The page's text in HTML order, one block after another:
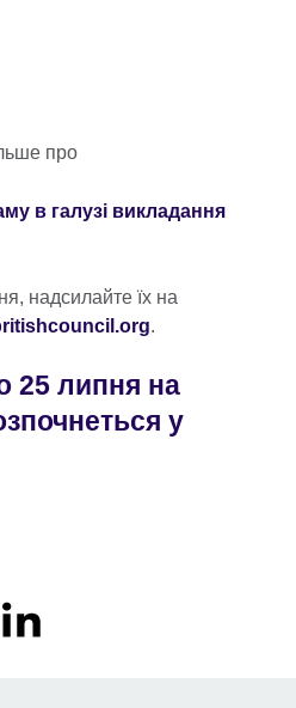
про
в галузі викладання
надсилайте їх на
.
25 липня на
у